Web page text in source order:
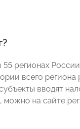
55 регионах
всего
вводят
на сайте